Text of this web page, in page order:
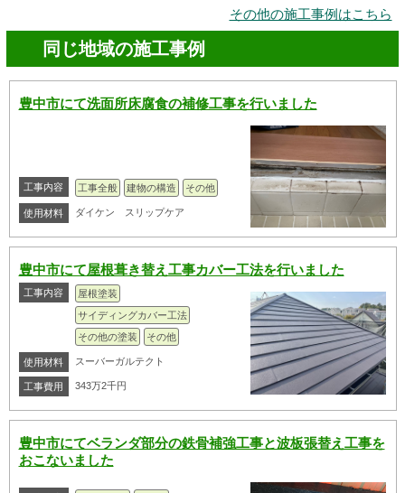
その他の施工事例はこちら
同じ地域の施工事例
豊中市にて洗面所床腐食の補修工事を行いました
工事内容 工事全般 建物の構造 その他
使用材料 ダイケン スリップケア
豊中市にて屋根葺き替え工事カバー工法を行いました
工事内容
屋根塗装
サイディングカバー工法
その他の塗装
その他
使用材料 スーバーガルテクト
工事費用 343万2千円
豊中市にてベランダ部分の鉄骨補強工事と波板張替え工事を
おこないました